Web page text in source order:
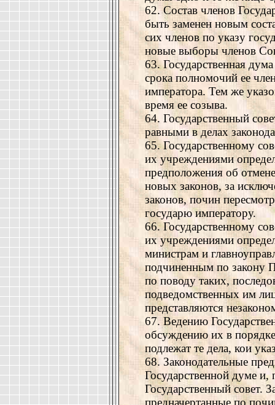
62. Состав членов
быть заменен новым
сих членов по указу
новые выборы членов
63. Государственная
срока полномочий ее
императора. Тем же
время ее созыва.
64. Государственный
равными в делах
65. Государственному
их учреждениями
предположения об
новых законов, за
законов, почин
государю императору.
66. Государственному
их учреждениями
министрам и
подчиненным по закону
по поводу таких,
подведомственных им
представляются
67. Ведению
обсуждению их в
подлежат те дела, кои
68. Законодательные
Государственной думе
Государственный совет.
предначертанные по